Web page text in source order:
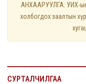
АНХААРУУЛГА: УИХ-ын
холбогдох заалтын
СУРТАЛЧИЛГАА